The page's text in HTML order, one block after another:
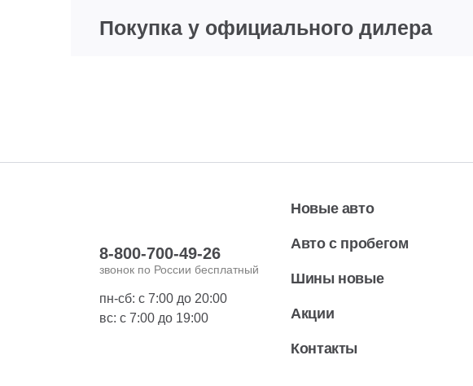
Покупка у официального дилера
8-800-700-49-26
звонок по России бесплатный
пн-сб: с 7:00 до 20:00
вс: с 7:00 до 19:00
Новые авто
Авто с пробегом
Шины новые
Акции
Контакты